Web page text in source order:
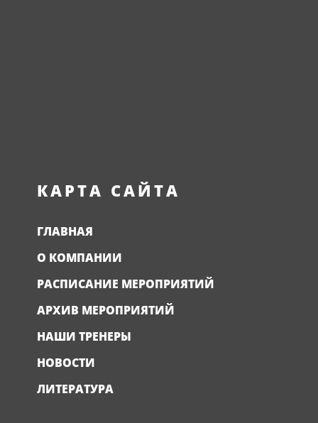
КАРТА САЙТА
ГЛАВНАЯ
О КОМПАНИИ
РАСПИСАНИЕ МЕРОПРИЯТИЙ
АРХИВ МЕРОПРИЯТИЙ
НАШИ ТРЕНЕРЫ
НОВОСТИ
ЛИТЕРАТУРА